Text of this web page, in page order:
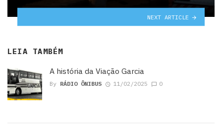
NEXT ARTICLE
LEIA TAMBÉM
A história da Viação Garcia
By RÁDIO ÔNIBUS 11/02/2025 0